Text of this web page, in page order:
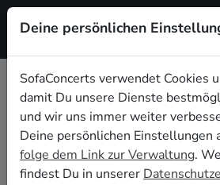
Singer songwriter
den 50. Geburtstag in
Schon wieder ist ein Jahrzehnt
nächster runder Geburtstag steht
Deine persönlichen
SofaConcerts verwendet Cookies
damit Du unsere Dienste
und wir uns immer weiter
Deine persönlichen Einstellungen
folge dem Link zur Verwaltung.
findest Du in unserer